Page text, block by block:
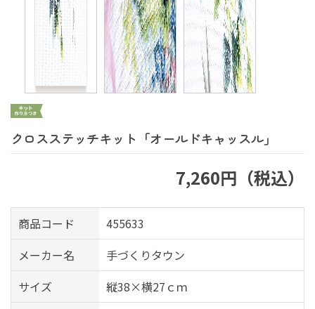
クロスステッチキット「オールドキャッスル」
7,260円（税込）
商品コード
455633
メーカー名
手づくりタウン
サイズ
縦38×横27ｃｍ